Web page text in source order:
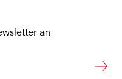
an
Weiter